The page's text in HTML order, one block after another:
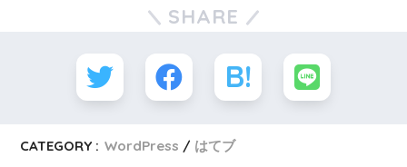
SHARE
CATEGORY : WordPress はてブ